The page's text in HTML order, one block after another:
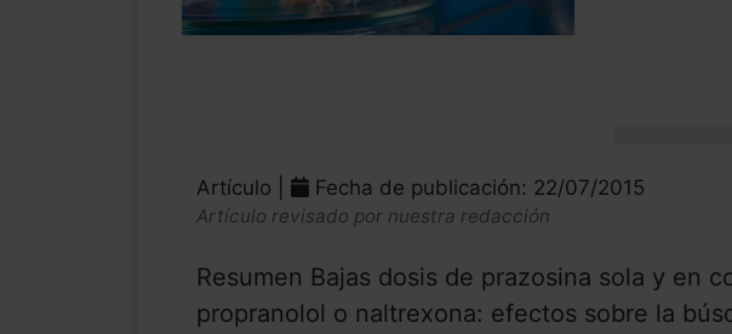
Artículo | Fecha de publicación: 22/07/2015
Artículo revisado por nuestra redacción
Resumen Bajas dosis de prazosina sola y en
propranolol o naltrexona: efectos sobre la